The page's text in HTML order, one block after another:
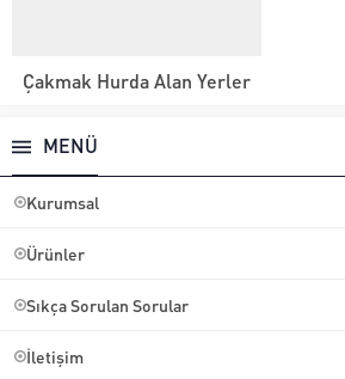
Çakmak Hurda Alan Yerler
MENÜ
Kurumsal
Ürünler
Sıkça Sorulan Sorular
İletişim